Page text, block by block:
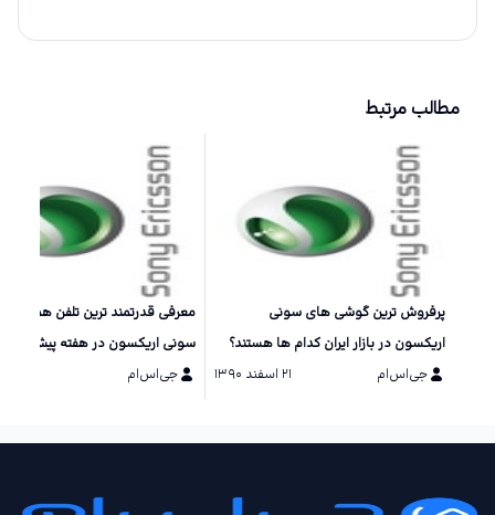
مطالب مرتبط
پرفروش ترین گوشی های سونی
اریکسون در بازار ایران کدام ها هستند؟
جی‌اس‌ام
۲۱ اسفند ۱۳۹۰
معرفی قدرتمند ترین تلفن همراه
سونی اریکسون در هفته پیش رو
جی‌اس‌ام